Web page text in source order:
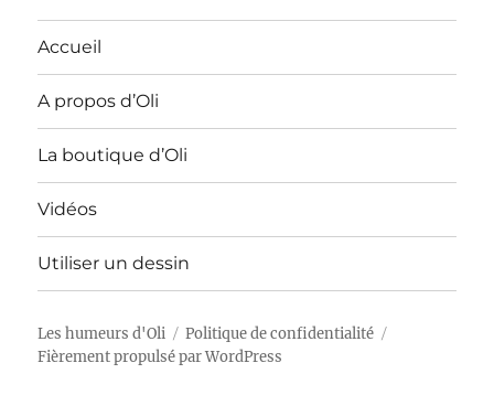
Accueil
A propos d’Oli
La boutique d’Oli
Vidéos
Utiliser un dessin
Les humeurs d'Oli
Politique de confidentialité
Fièrement propulsé par WordPress